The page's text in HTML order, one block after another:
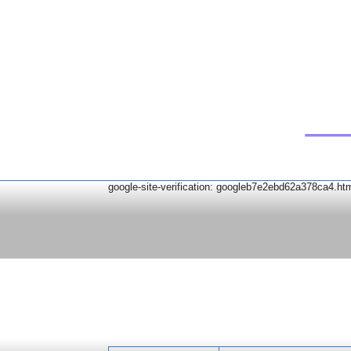
google-site-verification: